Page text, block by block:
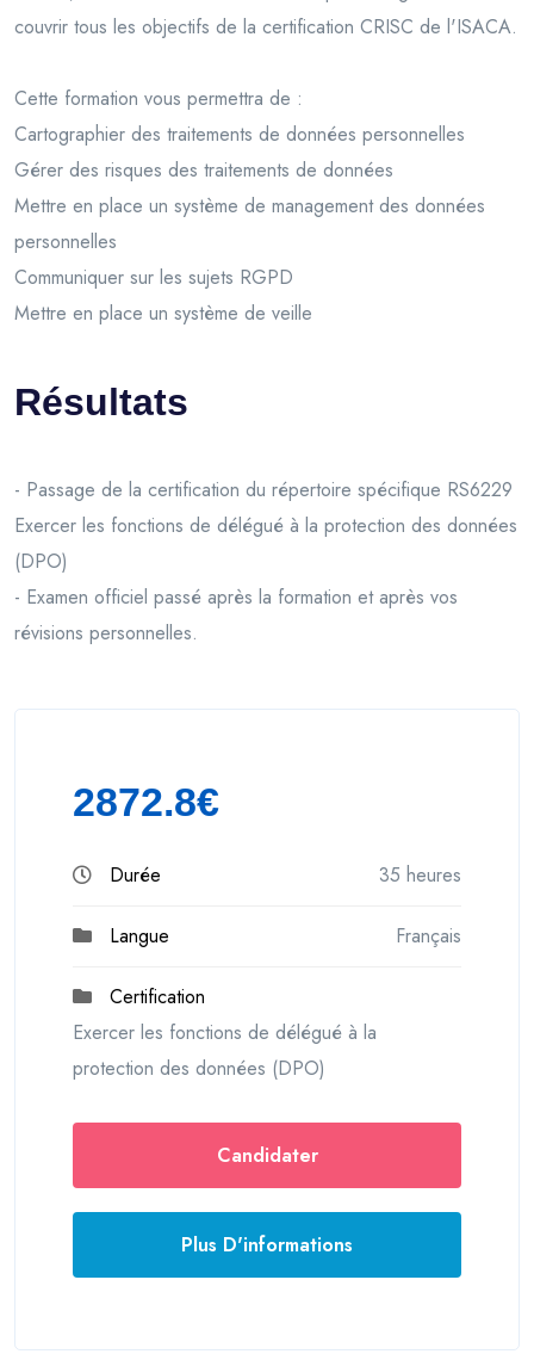
couvrir tous les objectifs de la certification CRISC de l'ISACA.
Cette formation vous permettra de :
Cartographier des traitements de données personnelles
Gérer des risques des traitements de données
Mettre en place un système de management des données
personnelles
Communiquer sur les sujets RGPD
Mettre en place un système de veille
Résultats
- Passage de la certification du répertoire spécifique RS6229
Exercer les fonctions de délégué à la protection des données
(DPO)
- Examen officiel passé après la formation et après vos
révisions personnelles.
2872.8€
Durée 35 heures
Langue Français
Certification
Exercer les fonctions de délégué à la
protection des données (DPO)
Candidater
Plus D'informations